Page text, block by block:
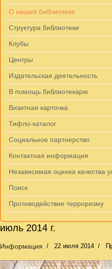
О нашей библиотеке
Структура библиотеки
Клубы
Центры
Издательская деятельность
В помощь библиотекарю
Визитная карточка
Тифло-каталог
Социальное партнерство
Контактная информация
Независимая оценка качества
Поиск
Противодействие терроризму
июль 2014 г.
Информация 22 июля 2014